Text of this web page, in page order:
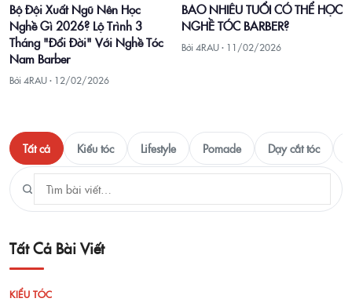
Bộ Đội Xuất Ngũ Nên Học
Nghề Gì 2026? Lộ Trình 3
Tháng "Đổi Đời" Với Nghề Tóc
Nam Barber
Bởi 4RAU · 12/02/2026
BAO NHIÊU TUỔI CÓ THỂ HỌC
NGHỀ TÓC BARBER?
Bởi 4RAU · 11/02/2026
Tất cả Kiểu tóc Lifestyle Pomade Dạy cắt tóc
Tất Cả Bài Viết
KIỂU TÓC